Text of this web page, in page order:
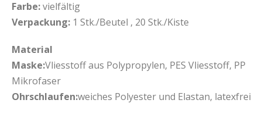
Farbe:vielfältig
Verpackung: 1 Stk./Beutel , 20 Stk./Kiste
Material
Maske:Vliesstoff aus Polypropylen, PES Vliesstoff, PP
Mikrofaser
Ohrschlaufen:weiches Polyester und Elastan, latexfrei